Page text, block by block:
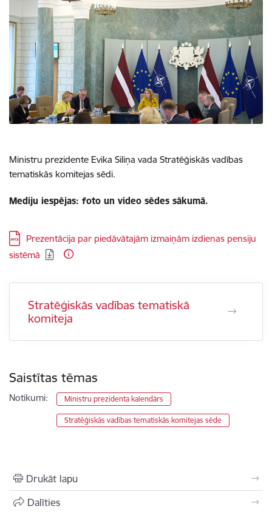
Ministru prezidente Evika Siliņa vada Stratēģiskās vadības
tematiskās komitejas sēdi.
Mediju iespējas: foto un video sēdes sākumā.
Lejupielādēt:
Prezentācija par piedāvātajām izmaiņām izdienas pensiju
sistēmā
Stratēģiskās vadības tematiskā
komiteja
Saistītas tēmas
Notikumi: Ministru prezidenta kalendārs
Stratēģiskās vadības tematiskās komitejas sēde
Drukāt lapu
Dalīties